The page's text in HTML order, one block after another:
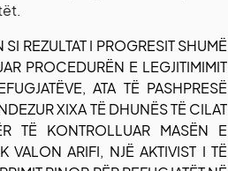
REZULTAT I PROGRESIT SHUMË
PROCEDURËN E LEGJITIMIMIT
ATA TË PASHPRESË
XIXA TË DHUNËS TË CILAT
TË KONTROLLUAR MASËN E
VALON ARIFI, NJË AKTIVIST I TË